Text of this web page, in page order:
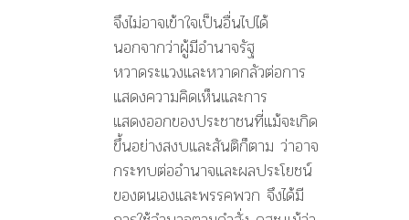
จึงไม่อาจเข้าใจเป็นอื่นไปได้
นอกจากว่าผู้มีอำนาจรัฐ
หวาดระแวงและหวาดกลัวต่อการ
แสดงความคิดเห็นและการ
แสดงออกของประชาชนที่แม้จะเกิด
ขึ้นอย่างสงบและสันติก็ตาม ว่าอาจ
กระทบต่ออำนาจและผลประโยชน์
ของตนเองและพรรคพวก จึงได้มี